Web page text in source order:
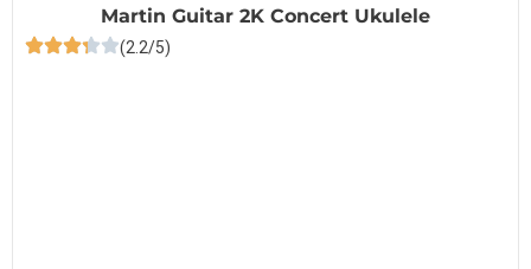
Martin Guitar 2K Concert Ukulele
(2.2/5)